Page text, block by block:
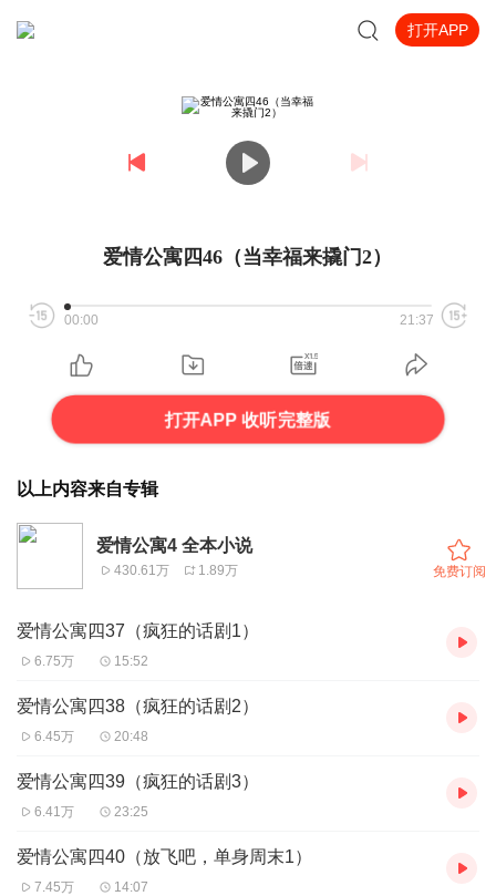
打开APP
爱情公寓四46（当幸福来撬门2）
00:00 21:37
打开APP 收听完整版
以上内容来自专辑
爱情公寓4 全本小说
430.61万 1.89万 免费订阅
爱情公寓四37（疯狂的话剧1）
6.75万 15:52
爱情公寓四38（疯狂的话剧2）
6.45万 20:48
爱情公寓四39（疯狂的话剧3）
6.41万 23:25
爱情公寓四40（放飞吧，单身周末1）
7.45万 14:07